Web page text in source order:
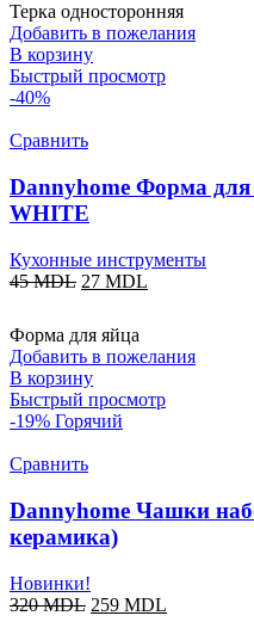
Терка односторонняя
Добавить в пожелания
В корзину
Быстрый просмотр
-40%
Сравнить
Dannyhome Форма
WHITE
Кухонные инструменты
45MDL 27 MDL
Форма для яйца
Добавить в пожелания
В корзину
Быстрый просмотр
-19% Горячий
Сравнить
Dannyhome Чашки
керамика)
Новинки!
320MDL 259 MDL